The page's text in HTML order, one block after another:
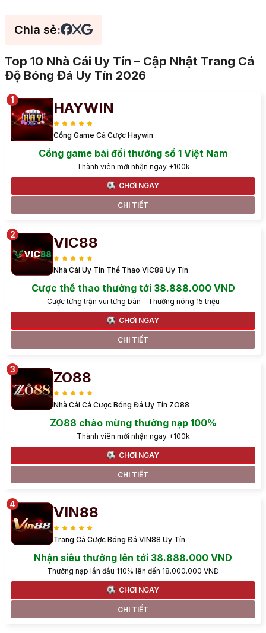
Chia sẻ:
Top 10 Nhà Cái Uy Tín – Cập Nhật Trang Cá
Độ Bóng Đá Uy Tín 2026
HAYWIN
Cổng Game Cá Cược Haywin
Cổng game bài đổi thưởng số 1 Việt Nam
Thành viên mới nhận ngay +100k
CHƠI NGAY
CHI TIẾT
VIC88
Nhà Cái Uy Tín Thể Thao VIC88 Uy Tín
Cược thể thao thưởng tới 38.888.000 VND
Cược từng trận vui từng bàn - Thưởng nóng 15 triệu
CHƠI NGAY
CHI TIẾT
ZO88
Nhà Cái Cá Cược Bóng Đá Uy Tín ZO88
ZO88 chào mừng thưởng nạp 100%
Thành viên mới nhận ngay +100k
CHƠI NGAY
CHI TIẾT
VIN88
Trang Cá Cược Bóng Đá VIN88 Uy Tín
Nhận siêu thưởng lên tới 38.888.000 VND
Thưởng nạp lần đầu 110% lên đến 18.000.000 VNĐ
CHƠI NGAY
CHI TIẾT